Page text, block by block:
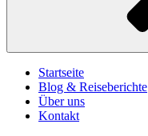
Startseite
Blog & Reiseberichte
Über uns
Kontakt